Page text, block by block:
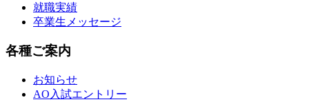
就職実績
卒業生メッセージ
各種ご案内
お知らせ
AO入試エントリー